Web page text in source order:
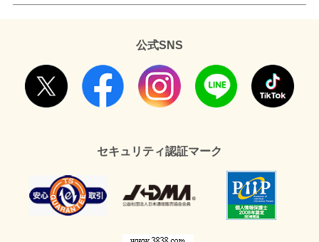
公式SNS
セキュリティ認証マーク